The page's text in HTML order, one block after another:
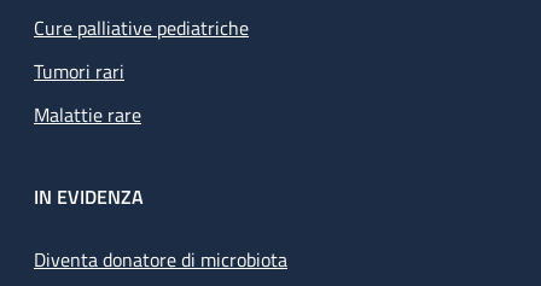
Cure palliative pediatriche
Tumori rari
Malattie rare
IN EVIDENZA
Diventa donatore di microbiota